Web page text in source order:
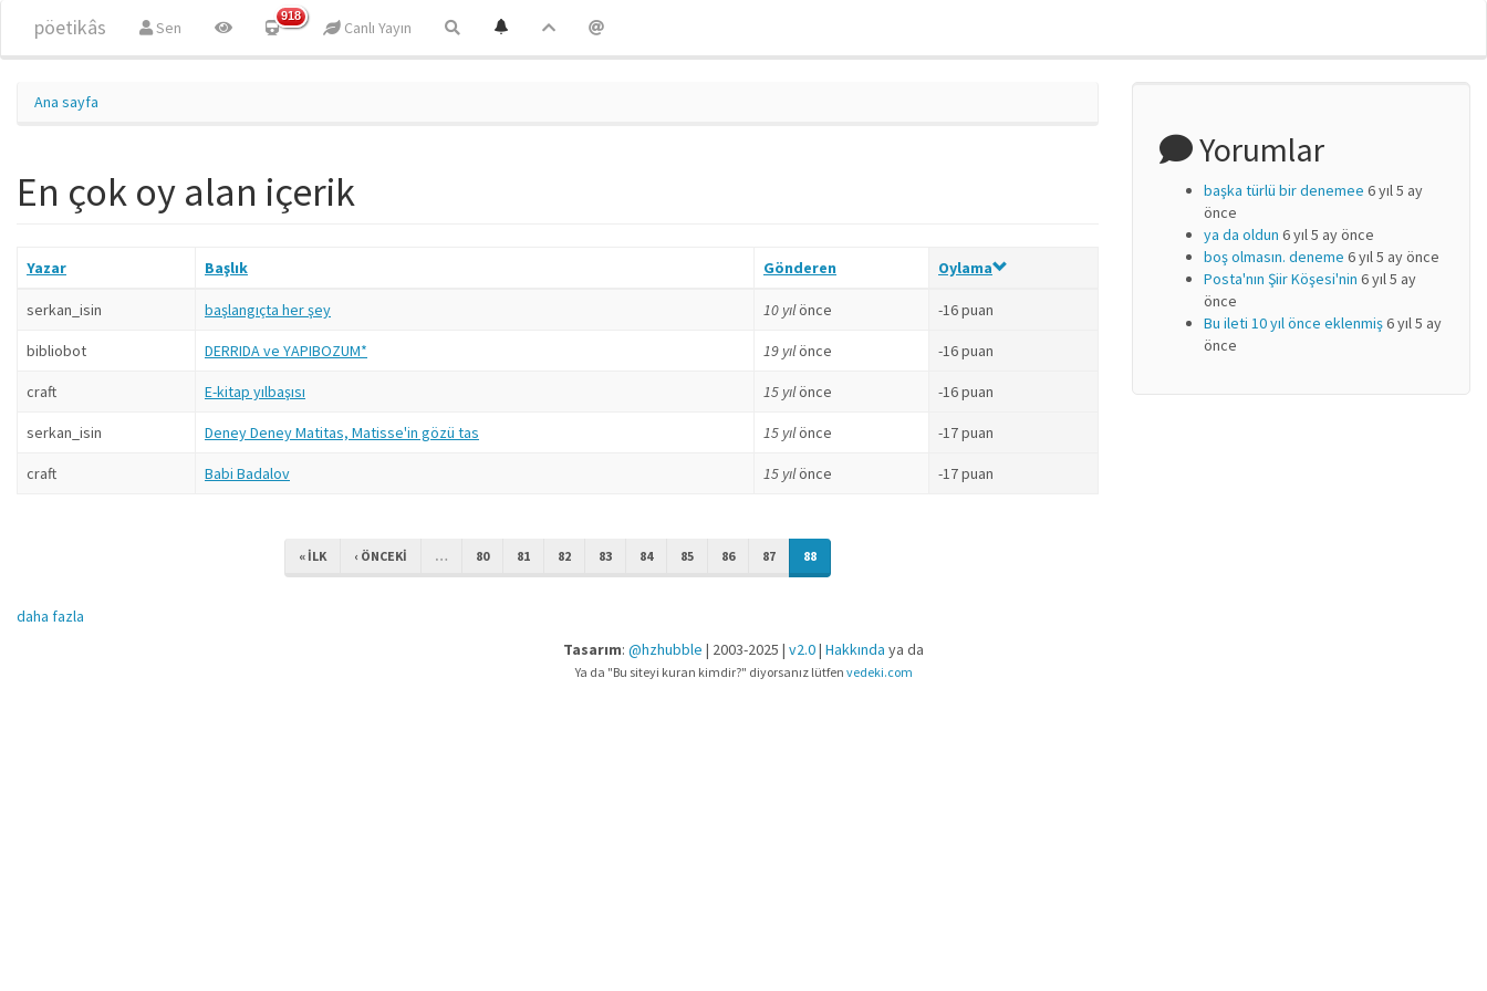
pöetikâs Sen
918
Canlı Yayın
Ana sayfa
En çok oy alan içerik
Yazar Başlık Gönderen Oylama
serkan_isin başlangıçta her şey 10 yılönce -16 puan
bibliobot DERRIDA ve YAPIBOZUM* 19 yılönce -16 puan
craft E-kitap yılbaşısı 15 yılönce -16 puan
serkan_isin Deney Deney Matitas, Matisse'in gözü tas 15 yılönce -17 puan
craft Babi Badalov 15 yılönce -17 puan
« ILK ‹ ÖNCEKI … 80 81 82 83 84 85 86 87 88
daha fazla
Yorumlar
başka türlü bir denemee 6 yıl 5 ay
önce
ya da oldun 6 yıl 5 ay önce
boş olmasın. deneme 6 yıl 5 ay önce
Posta'nın Şiir Köşesi'nin 6 yıl 5 ay
önce
Bu ileti 10 yıl önce eklenmiş6 yıl 5 ay
önce
Tasarım: @hzhubble | 2003-2025 | v2.0| Hakkında ya da
Ya da "Bu siteyi kuran kimdir?" diyorsanız lütfen vedeki.com